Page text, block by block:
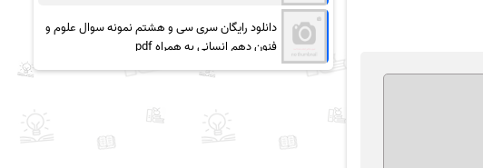
دانلود رایگان سری سی و هشتم نمونه سوال علوم و
فنون دهم انسانی به همراه pdf